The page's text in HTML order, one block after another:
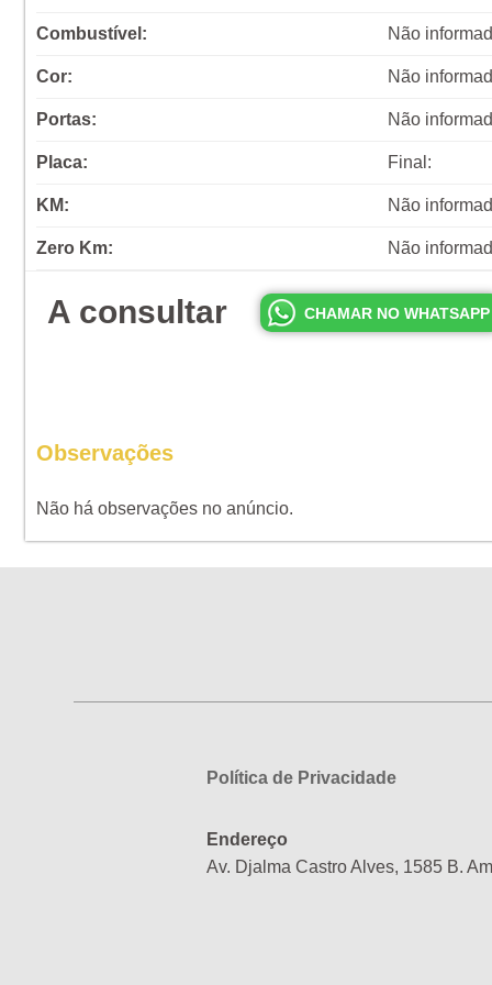
Combustível: Não
Cor: Não
Portas: Não
Placa: Final:
KM: Não
Zero Km: Não
A consultar CHAMAR NO WHATSAPP
Observações
Não há observações no anúncio.
Política de Privacidade
Endereço
Av. Djalma Castro Alves, 1585 B.